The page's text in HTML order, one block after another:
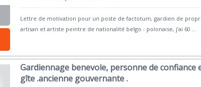
Lettre de motivation pour un poste de factotum, gardien de
artisan et artiste peintre de nationalité belgo - polonaise, j’ai 60
Gardiennage benevole, personne de
gîte .ancienne gouvernante .